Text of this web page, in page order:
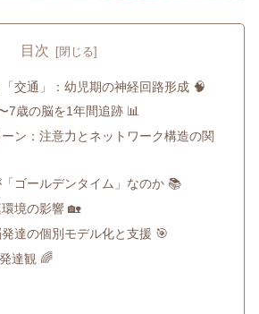
目次
交通」：幼児期の神経回路形成 🧠
7歳の脳を1年間追跡 📊
ン：注意力とネットワーク構造の関
ゴールデンタイム」なのか 📚
境の影響 🏡
達の個別モデル化と支援 🎯
達観 🌈